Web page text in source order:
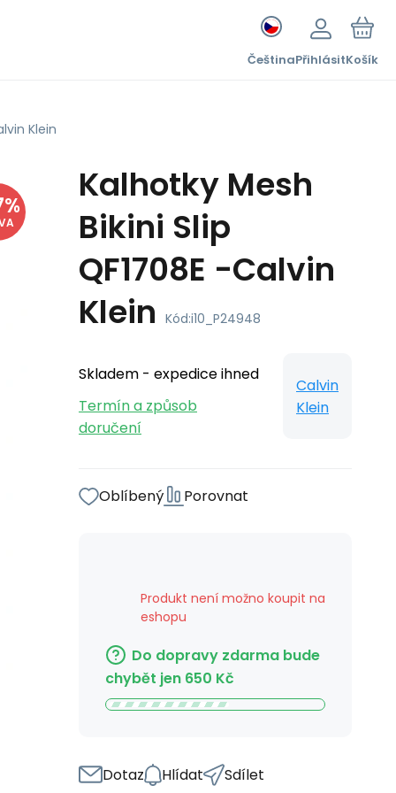
ČeštinaPřihlásitKošík
Klein
%
Kalhotky Mesh
Bikini Slip
QF1708E -Calvin
Klein Kód:i10_P24948
Skladem - expedice ihned
Termín a způsob
doručení
Calvin
Klein
Oblíbený Porovnat
Produkt není možno koupit na
eshopu
Do dopravy zdarma bude
chybět jen 650 Kč
Dotaz Hlídat Sdílet